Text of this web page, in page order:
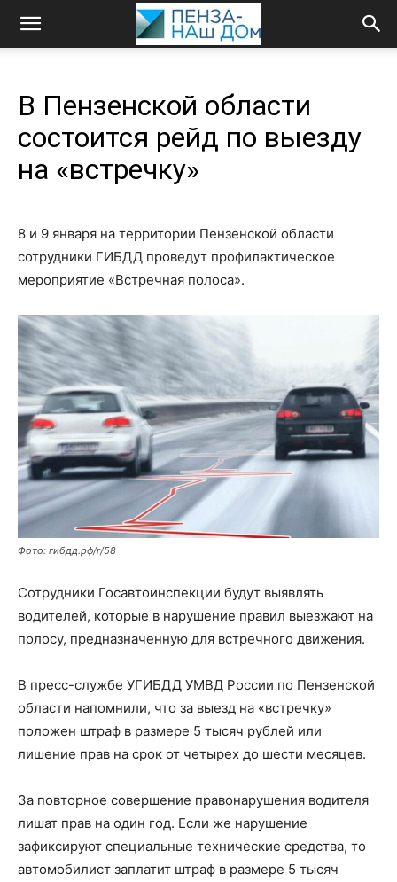
В Пензенской области
состоится рейд по выезду
на «встречку»
8 и 9 января на территории Пензенской области
сотрудники ГИБДД проведут профилактическое
мероприятие «Встречная полоса».
Фото: гибдд.рф/r/58
Сотрудники Госавтоинспекции будут выявлять
водителей, которые в нарушение правил выезжают на
полосу, предназначенную для встречного движения.
В пресс-службе УГИБДД УМВД России по Пензенской
области напомнили, что за выезд на «встречку»
положен штраф в размере 5 тысяч рублей или
лишение прав на срок от четырех до шести месяцев.
За повторное совершение правонарушения водителя
лишат прав на один год. Если же нарушение
зафиксируют специальные технические средства, то
автомобилист заплатит штраф в размере 5 тысяч